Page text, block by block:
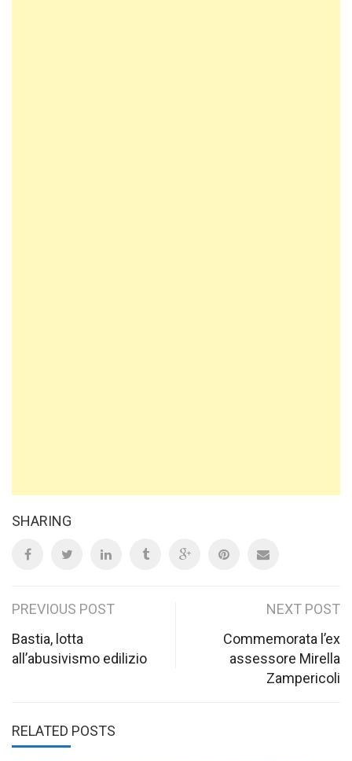
SHARING
Post
navigation
PREVIOUS POST
Bastia, lotta
all’abusivismo edilizio
NEXT POST
Commemorata l’ex
assessore Mirella
Zampericoli
RELATED POSTS